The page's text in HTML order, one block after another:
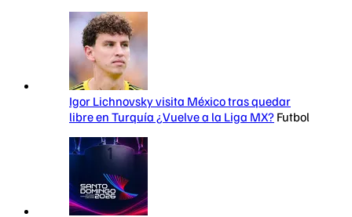
Igor Lichnovsky visita México tras quedar
libre en Turquía ¿Vuelve a la Liga MX? Futbol